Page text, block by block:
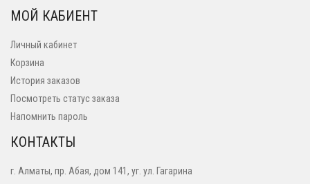
МОЙ КАБИЕНТ
Личный кабинет
Корзина
История заказов
Посмотреть статус заказа
Напомнить пароль
КОНТАКТЫ
г. Алматы, пр. Абая, дом 141, уг. ул. Гагарина